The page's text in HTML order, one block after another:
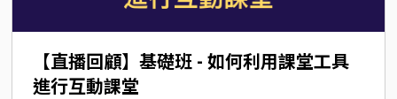
【直播回顧】基礎班 - 如何利用課堂工具
進行互動課堂